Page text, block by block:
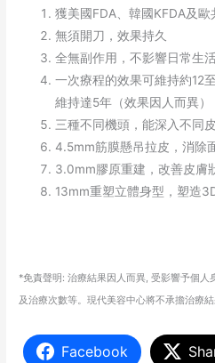
獲美國FDA、韓國KFDA及歐
無須開刀，效果持久
全無副作用，不影響日常生
一次療程的效果可維持約12
維持達5年（效果因人而異）
三種不同機頭，能深入不同
4.5mm筋膜懸吊拉皮，消除
3.0mm膠原重建，改善皮膚
13mm重塑立體身型，塑造
*免責聲明: 治療結果因人而異, 受影響予個
及治療次數等。現代美容中心將不承擔治療結
Facebook